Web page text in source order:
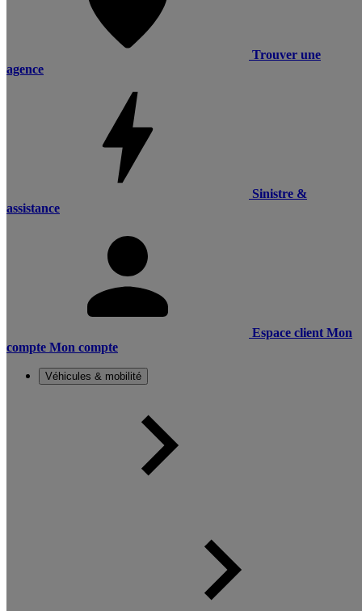
Trouver une
agence
Sinistre &
assistance
Espace client Mon
compte Mon compte
Véhicules & mobilité